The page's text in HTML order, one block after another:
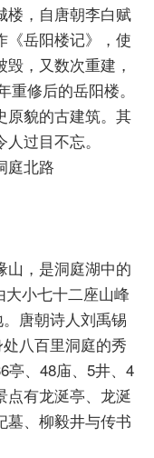
楼，自唐朝李白赋
《岳阳楼记》，使
，又数次重建，
修后的岳阳楼。
原貌的古建筑。其
过目不忘。
北路
，是洞庭湖中的
小七十二座山峰
唐朝诗人刘禹锡
八百里洞庭的秀
亭、48庙、5井、4
点有龙涎亭、龙涎
墓、柳毅井与传书